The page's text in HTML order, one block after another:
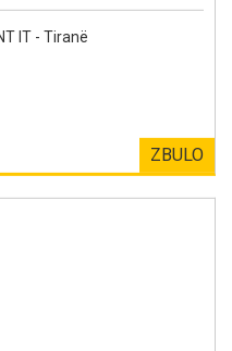
IT - Tiranë
ZBULO